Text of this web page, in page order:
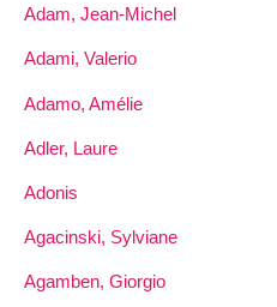
Adam, Jean-Michel
Adami, Valerio
Adamo, Amélie
Adler, Laure
Adonis
Agacinski, Sylviane
Agamben, Giorgio